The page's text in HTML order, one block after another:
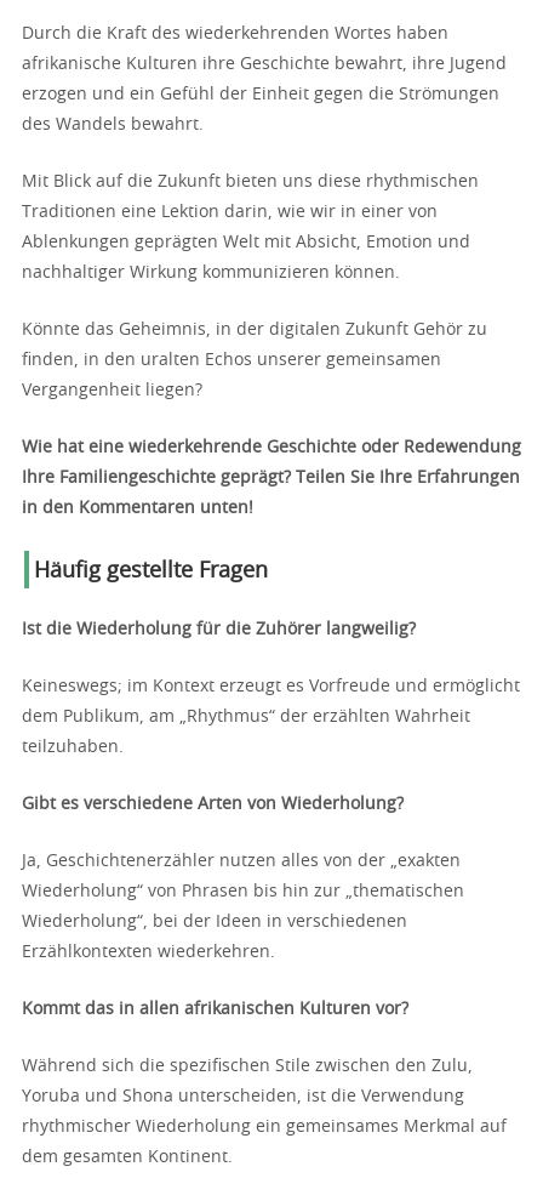
Durch die Kraft des wiederkehrenden Wortes haben
afrikanische Kulturen ihre Geschichte bewahrt, ihre Jugend
erzogen und ein Gefühl der Einheit gegen die Strömungen
des Wandels bewahrt.
Mit Blick auf die Zukunft bieten uns diese rhythmischen
Traditionen eine Lektion darin, wie wir in einer von
Ablenkungen geprägten Welt mit Absicht, Emotion und
nachhaltiger Wirkung kommunizieren können.
Könnte das Geheimnis, in der digitalen Zukunft Gehör zu
finden, in den uralten Echos unserer gemeinsamen
Vergangenheit liegen?
Wie hat eine wiederkehrende Geschichte oder Redewendung
Ihre Familiengeschichte geprägt? Teilen Sie Ihre Erfahrungen
in den Kommentaren unten!
Häufig gestellte Fragen
Ist die Wiederholung für die Zuhörer langweilig?
Keineswegs; im Kontext erzeugt es Vorfreude und ermöglicht
dem Publikum, am „Rhythmus“ der erzählten Wahrheit
teilzuhaben.
Gibt es verschiedene Arten von Wiederholung?
Ja, Geschichtenerzähler nutzen alles von der „exakten
Wiederholung“ von Phrasen bis hin zur „thematischen
Wiederholung“, bei der Ideen in verschiedenen
Erzählkontexten wiederkehren.
Kommt das in allen afrikanischen Kulturen vor?
Während sich die spezifischen Stile zwischen den Zulu,
Yoruba und Shona unterscheiden, ist die Verwendung
rhythmischer Wiederholung ein gemeinsames Merkmal auf
dem gesamten Kontinent.